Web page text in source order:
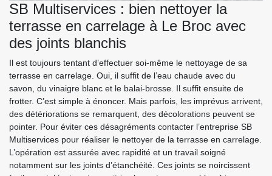
SB Multiservices : bien nettoyer la
terrasse en carrelage à Le Broc avec
des joints blanchis
Il est toujours tentant d’effectuer soi-même le nettoyage de sa
terrasse en carrelage. Oui, il suffit de l’eau chaude avec du
savon, du vinaigre blanc et le balai-brosse. Il suffit ensuite de
frotter. C’est simple à énoncer. Mais parfois, les imprévus arrivent,
des détériorations se remarquent, des décolorations peuvent se
pointer. Pour éviter ces désagréments contacter l’entreprise SB
Multiservices pour réaliser le nettoyer de la terrasse en carrelage.
L’opération est assurée avec rapidité et un travail soigné
notamment sur les joints d’étanchéité. Ces joints se noircissent